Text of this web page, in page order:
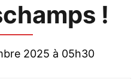
!
2025 à 05h30